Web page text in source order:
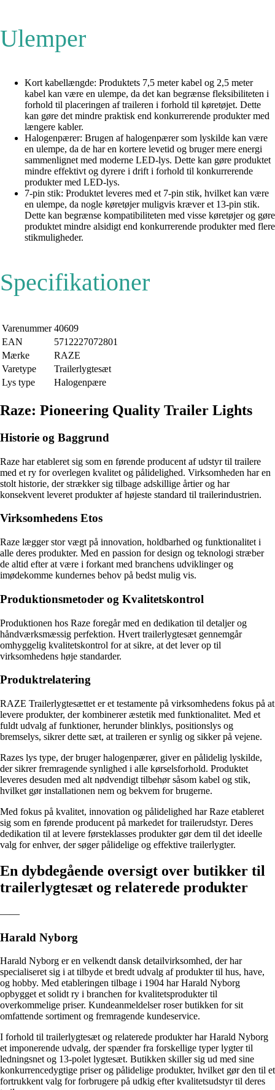
Ulemper
Kort kabellængde: Produktets 7,5 meter kabel og 2,5 meter
kabel kan være en ulempe, da det kan begrænse fleksibiliteten i
forhold til placeringen af traileren i forhold til køretøjet. Dette
kan gøre det mindre praktisk end konkurrerende produkter med
længere kabler.
Halogenpærer: Brugen af halogenpærer som lyskilde kan være
en ulempe, da de har en kortere levetid og bruger mere energi
sammenlignet med moderne LED-lys. Dette kan gøre produktet
mindre effektivt og dyrere i drift i forhold til konkurrerende
produkter med LED-lys.
7-pin stik: Produktet leveres med et 7-pin stik, hvilket kan være
en ulempe, da nogle køretøjer muligvis kræver et 13-pin stik.
Dette kan begrænse kompatibiliteten med visse køretøjer og gøre
produktet mindre alsidigt end konkurrerende produkter med flere
stikmuligheder.
Specifikationer
Varenummer 40609
EAN
5712227072801
Mærke
RAZE
Varetype
Trailerlygtesæt
Lys type
Halogenpære
Raze: Pioneering Quality Trailer Lights
Historie og Baggrund
Raze har etableret sig som en førende producent af udstyr til trailere
med et ry for overlegen kvalitet og pålidelighed. Virksomheden har en
stolt historie, der strækker sig tilbage adskillige årtier og har
konsekvent leveret produkter af højeste standard til trailerindustrien.
Virksomhedens Etos
Raze lægger stor vægt på innovation, holdbarhed og funktionalitet i
alle deres produkter. Med en passion for design og teknologi stræber
de altid efter at være i forkant med branchens udviklinger og
imødekomme kundernes behov på bedst mulig vis.
Produktionsmetoder og Kvalitetskontrol
Produktionen hos Raze foregår med en dedikation til detaljer og
håndværksmæssig perfektion. Hvert trailerlygtesæt gennemgår
omhyggelig kvalitetskontrol for at sikre, at det lever op til
virksomhedens høje standarder.
Produktrelatering
RAZE Trailerlygtesættet er et testamente på virksomhedens fokus på at
levere produkter, der kombinerer æstetik med funktionalitet. Med et
fuldt udvalg af funktioner, herunder blinklys, positionslys og
bremselys, sikrer dette sæt, at traileren er synlig og sikker på vejene.
Razes lys type, der bruger halogenpærer, giver en pålidelig lyskilde,
der sikrer fremragende synlighed i alle kørselsforhold. Produktet
leveres desuden med alt nødvendigt tilbehør såsom kabel og stik,
hvilket gør installationen nem og bekvem for brugerne.
Med fokus på kvalitet, innovation og pålidelighed har Raze etableret
sig som en førende producent på markedet for trailerudstyr. Deres
dedikation til at levere førsteklasses produkter gør dem til det ideelle
valg for enhver, der søger pålidelige og effektive trailerlygter.
En dybdegående oversigt over butikker til
trailerlygtesæt og relaterede produkter
——
Harald Nyborg
Harald Nyborg er en velkendt dansk detailvirksomhed, der har
specialiseret sig i at tilbyde et bredt udvalg af produkter til hus, have,
og hobby. Med etableringen tilbage i 1904 har Harald Nyborg
opbygget et solidt ry i branchen for kvalitetsprodukter til
overkommelige priser. Kundeanmeldelser roser butikken for sit
omfattende sortiment og fremragende kundeservice.
I forhold til trailerlygtesæt og relaterede produkter har Harald Nyborg
et imponerende udvalg, der spænder fra forskellige typer lygter til
ledningsnet og 13-polet lygtesæt. Butikken skiller sig ud med sine
konkurrencedygtige priser og pålidelige produkter, hvilket gør den til et
fortrukkent valg for forbrugere på udkig efter kvalitetsudstyr til deres